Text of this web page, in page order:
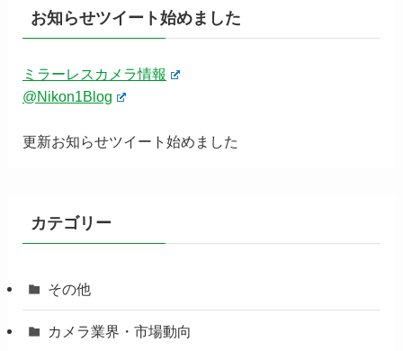
お知らせツイート始めました
ミラーレスカメラ情報
@Nikon1Blog
更新お知らせツイート始めました
カテゴリー
その他
カメラ業界・市場動向